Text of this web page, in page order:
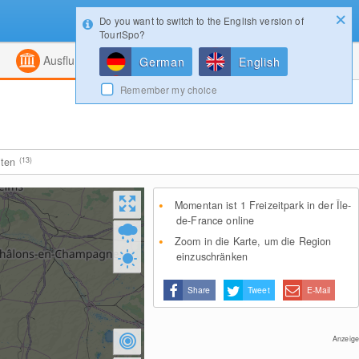
Kombiniert
Ausflugsziele Magazin
(13)
Momentan ist 1 Freizeitpark in der Île-
de-France online
Zoom in die Karte, um die Region
einzuschränken
Share Tweet E-Mail
Anzeige
Login
Do you want to switch to the English version of
TouriSpo?
German English
Remember my choice
Konfigurator Gewinnspiele